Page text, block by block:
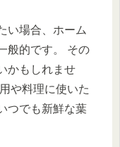
い場合、ホーム
般的です。 その
かもしれませ
や料理に使いた
つでも新鮮な葉